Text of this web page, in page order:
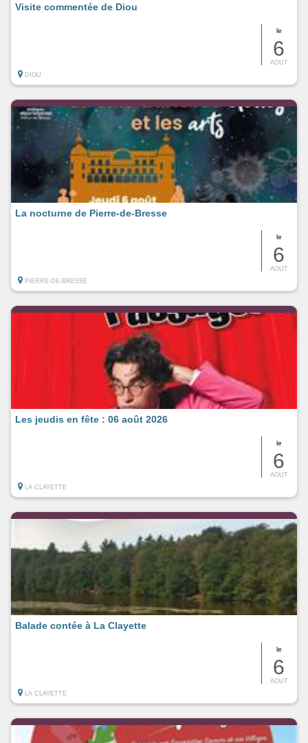
le
6
AOUT
Visite commentée de Diou
DIOU
le
6
AOUT
La nocturne de Pierre-de-Bresse
PIERRE-DE-BRESSE
le
6
AOUT
Les jeudis en fête : 06 août 2026
LA CLAYETTE
le
6
AOUT
Balade contée à La Clayette
LA CLAYETTE